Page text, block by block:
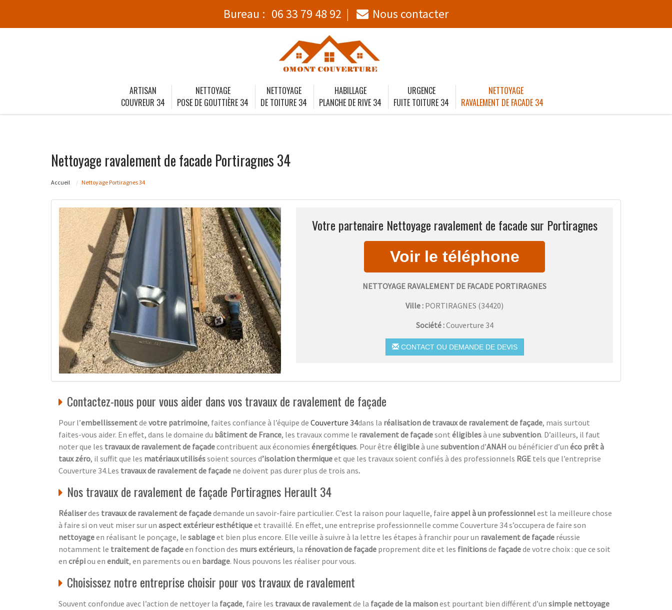
Bureau : 06 33 79 48 92 Nous contacter
ARTISAN
COUVREUR 34
NETTOYAGE
POSE DE GOUTTIÈRE 34
NETTOYAGE
DE TOITURE 34
HABILLAGE
PLANCHE DE RIVE 34
URGENCE
FUITE TOITURE 34
NETTOYAGE
RAVALEMENT DE FACADE 34
Nettoyage ravalement de facade Portiragnes 34
Accueil Nettoyage Portiragnes 34
Votre partenaire Nettoyage ravalement de facade sur Portiragnes
NETTOYAGE RAVALEMENT DE FACADE PORTIRAGNES
Ville : PORTIRAGNES (34420)
Société :Couverture 34
CONTACT OU DEMANDE DE DEVIS
Contactez-nous pour vous aider dans vos travaux de ravalement de façade
Pour l’embellissementde votre patrimoine, faites confiance à l’équipe de Couverture 34dans la réalisation de travaux de ravalement de façade, mais surtout
faites-vous aider. En effet, dans le domaine du bâtiment de France, les travaux comme le ravalement de façadesont éligiblesà une subvention. D’ailleurs, il faut
noter que les travaux de ravalement de façadecontribuent aux économies énergétiques. Pour être éligibleà une subventiond’ANAH ou bénéficier d’un éco prêt à
taux zéro, il suffit que les matériaux utiliséssoient sources d’isolation thermiqueet que les travaux soient confiés à des professionnels RGE tels que l’entreprise
Couverture 34.Les travaux de ravalement de façade ne doivent pas durer plus de trois ans.
Nos travaux de ravalement de façade Portiragnes Herault 34
Réaliserdes travaux de ravalement de façadedemande un savoir-faire particulier. C’est la raison pour laquelle, faire appel à un professionnelest la meilleure chose
à faire si on veut miser sur un aspect extérieur esthétiqueet travaillé. En effet, une entreprise professionnelle comme Couverture 34 s’occupera de faire son
nettoyageen réalisant le ponçage, le sablageet bien plus encore. Elle veille à suivre à la lettre les étapes à franchir pour un ravalement de façade réussie
notamment le traitement de façadeen fonction des murs extérieurs, la rénovation de façade proprement dite et les finitionsde façadede votre choix : que ce soit
en crépiou en enduit, en parements ou en bardage. Nous pouvons les réaliser pour vous.
Choisissez notre entreprise choisir pour vos travaux de ravalement
Souvent confondue avec l’action de nettoyer la façade, faire les travaux de ravalementde la façade de la maisonest pourtant bien différent d’un simple nettoyage